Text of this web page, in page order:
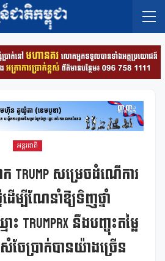
អន្តរជាតិ
Trump សម្រេចដំណើការ
ើម្បីណែនាំឱ្យទិញថ្នាំ
TrumpRx នឹងបញ្ចុះតម្លៃ
ែប្រាក់បានយ៉ាងច្រើន